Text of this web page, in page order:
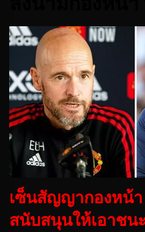
เซ็นสัญญากองหน้
สนับสนุนให้เอาชน